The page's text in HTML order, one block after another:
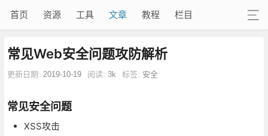
首页 资源 工具 文章 教程 栏目
常见Web安全问题攻防解析
更新日期: 2019-10-19 阅读: 3k 标签: 安全
常见安全问题
XSS攻击